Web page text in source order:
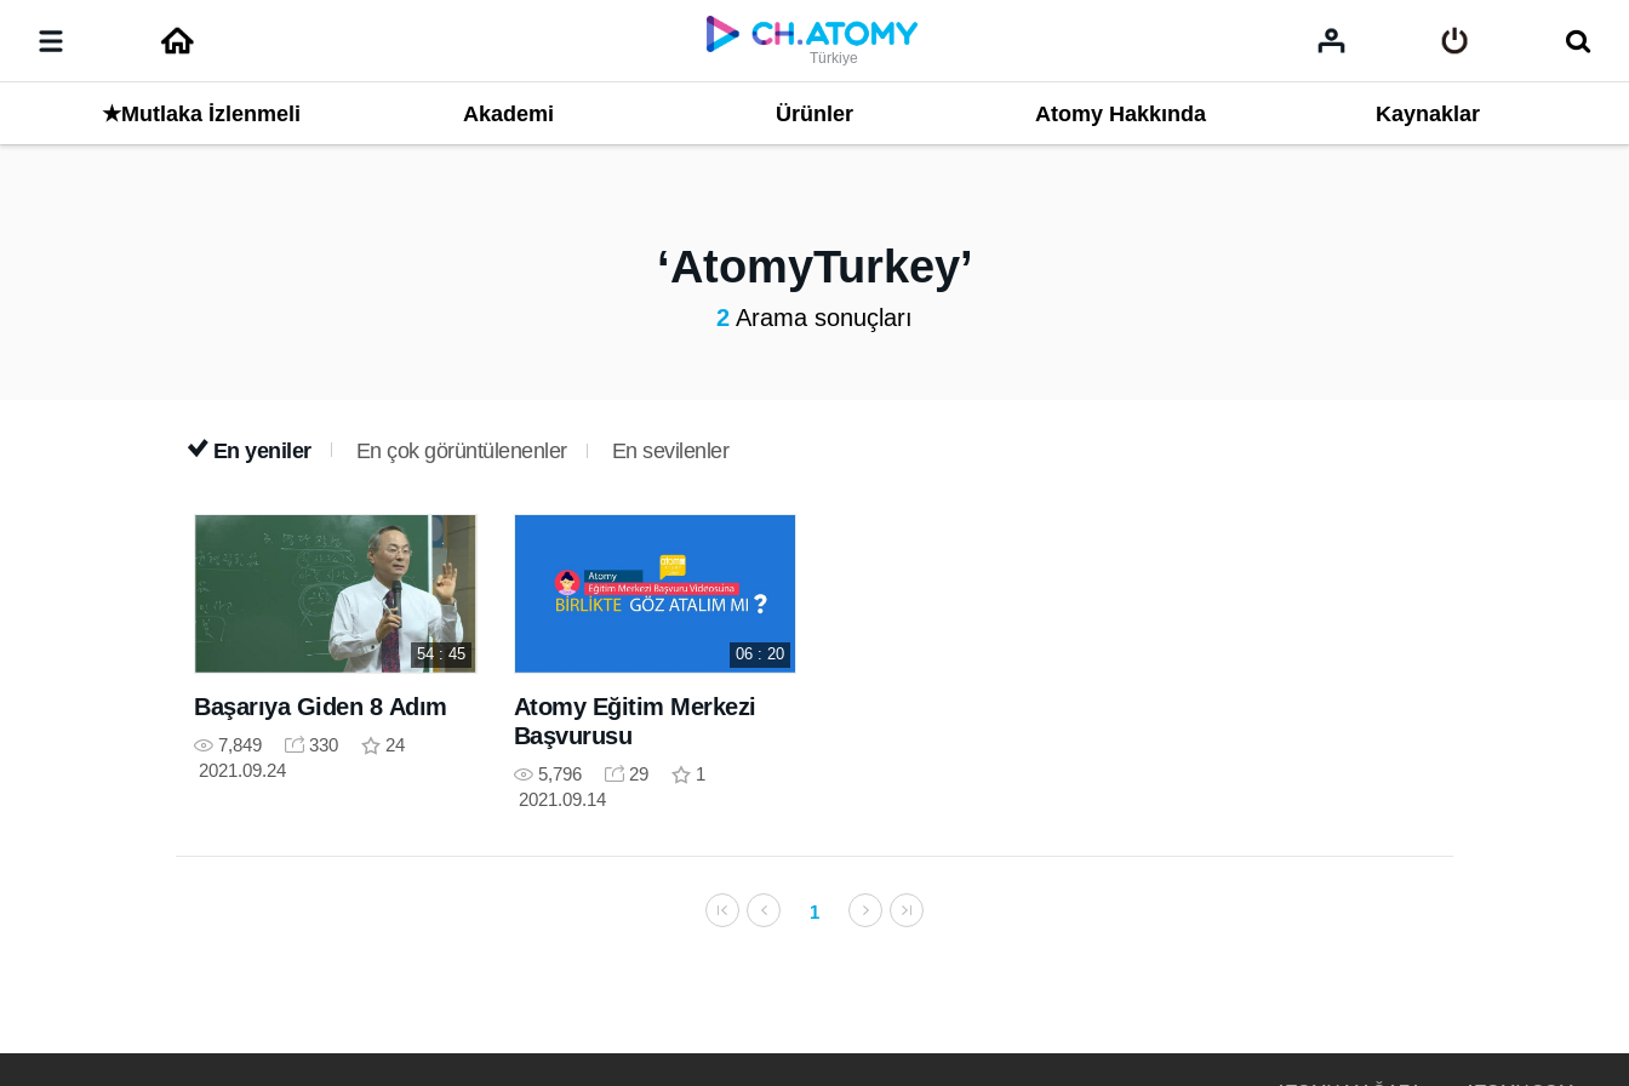
Türkiye
★Mutlaka İzlenmeli Akademi Ürünler Atomy Hakkında Kaynaklar
AtomyTurkey
2 Arama sonuçları
En yeniler En çok görüntülenenler En sevilenler
54 : 45
Başarıya Giden 8 Adım
7,849 330
24
2021.09.24
06 : 20
Atomy Eğitim Merkezi
Başvurusu
5,796 29
1
2021.09.14
1